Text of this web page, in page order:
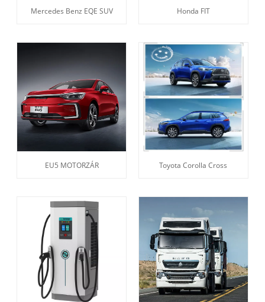
Mercedes Benz EQE SUV Honda FIT
EU5 MOTORZÁR Toyota Corolla Cross